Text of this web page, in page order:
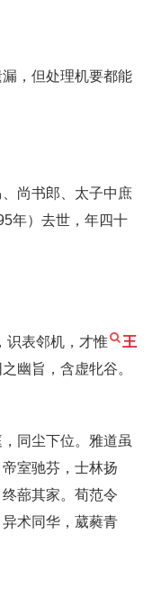
，但处理机要都能
尚书郎、太子中庶
年）去世，年四十
识表邻机，才惟
王
幽旨，含虚牝谷。
同尘下位。雅道虽
室驰芬，士林扬
蔀其家。荀范令
术同华，葳蕤青